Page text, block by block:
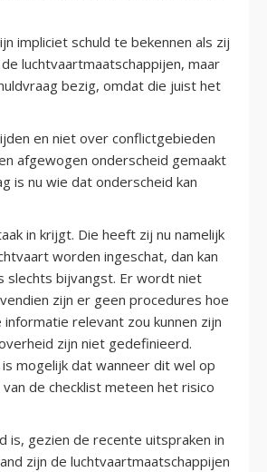
impliciet schuld te bekennen als zij
luchtvaartmaatschappijen, maar
bezig, omdat die juist het
en niet over conflictgebieden
afgewogen onderscheid gemaakt
is nu wie dat onderscheid kan
in krijgt. Die heeft zij nu namelijk
worden ingeschat, dan kan
slechts bijvangst. Er wordt niet
zijn er geen procedures hoe
relevant zou kunnen zijn
zijn niet gedefinieerd.
mogelijk dat wanneer dit wel op
de checklist meteen het risico
is, gezien de recente uitspraken in
zijn de luchtvaartmaatschappijen